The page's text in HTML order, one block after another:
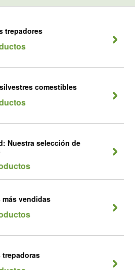
trepadores
comestibles
Nuestra selección de
más vendidas
trepadoras